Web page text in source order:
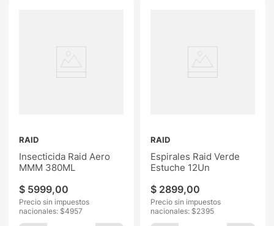
RAID
Insecticida Raid Aero
MMM 380ML
$ 5999,00
Precio sin impuestos
nacionales: $4957
RAID
Espirales Raid Verde
Estuche 12Un
$ 2899,00
Precio sin impuestos
nacionales: $2395